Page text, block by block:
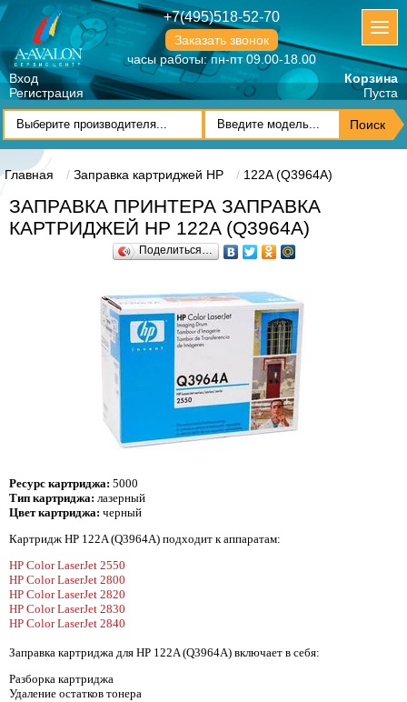
+7(495)518-52-70
Заказать звонок
часы работы: пн-пт 09.00-18.00
Вход
Регистрация
Корзина
Пуста
Главная Заправка картриджей HP 122A (Q3964A)
ЗАПРАВКА ПРИНТЕРА ЗАПРАВКА
КАРТРИДЖЕЙ HP 122A (Q3964A)
Поделиться…
Ресурс картриджа: 5000
Тип картриджа: лазерный
Цвет картриджа: черный
Картридж HP 122A (Q3964A) подходит к аппаратам:
HP Color LaserJet 2550
HP Color LaserJet 2800
HP Color LaserJet 2820
HP Color LaserJet 2830
HP Color LaserJet 2840
Заправка картриджа для HP 122A (Q3964A) включает в себя:
Разборка картриджа
Удаление остатков тонера